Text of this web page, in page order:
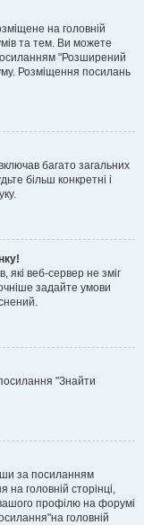
на головній
та тем. Ви можете
"Розширений
Розміщення посилань
багато загальних
більш конкретні і
які веб-сервер не зміг
задайте умови
"Знайти
за посиланням
головній сторінці,
профілю на форумі
головній